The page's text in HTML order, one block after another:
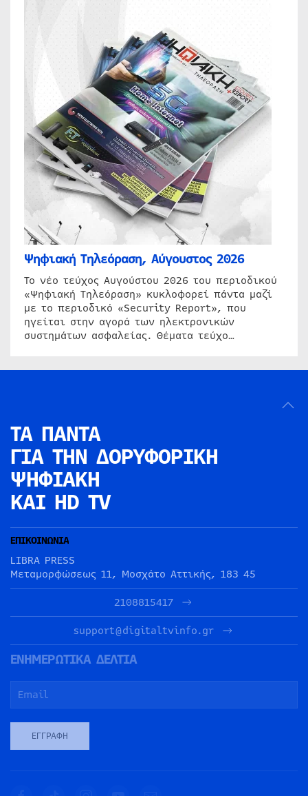
Ψηφιακή Τηλεόραση, Αύγουστος 2026
Το νέο τεύχος Αυγούστου 2026 του περιοδικού
«Ψηφιακή Τηλεόραση» κυκλοφορεί πάντα μαζί
με το περιοδικό «Security Report», που
ηγείται στην αγορά των ηλεκτρονικών
συστημάτων ασφαλείας. Θέματα τεύχο…
ΤΑ ΠΑΝΤΑ
ΓΙΑ ΤΗΝ ΔΟΡΥΦΟΡΙΚΗ
ΨΗΦΙΑΚΗ
ΚΑΙ HD TV
ΕΠΙΚΟΙΝΩΝΙΑ
LIBRA PRESS
Μεταμορφώσεως 11, Μοσχάτο Αττικής, 183 45
2108815417
support@digitaltvinfo.gr
ΕΝΗΜΕΡΩΤΙΚΑ ΔΕΛΤΙΑ
ΕΓΓΡΑΦΉ